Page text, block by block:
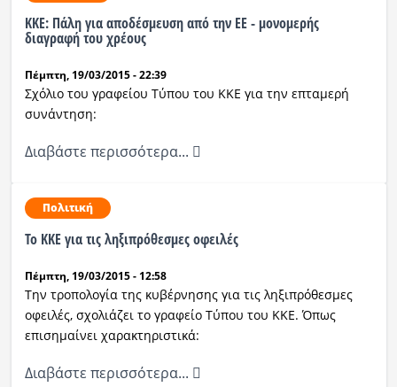
ΚΚΕ: Πάλη για αποδέσμευση από την ΕΕ - μονομερής
διαγραφή του χρέους
Πέμπτη, 19/03/2015 - 22:39
Σχόλιο του γραφείου Τύπου του ΚΚΕ για την επταμερή
συνάντηση:
Διαβάστε περισσότερα...
Πολιτική
To KKE για τις ληξιπρόθεσμες οφειλές
Πέμπτη, 19/03/2015 - 12:58
Την τροπoλογία της κυβέρνησης για τις ληξιπρόθεσμες
οφειλές, σχολιάζει το γραφείο Τύπου του ΚΚΕ. Όπως
επισημαίνει χαρακτηριστικά:
Διαβάστε περισσότερα...